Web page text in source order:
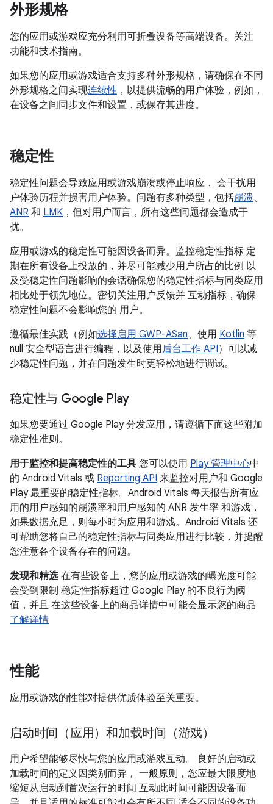
外形规格
您的应用或游戏应充分利用可折叠设备等高端设备。关注
功能和技术指南。
如果您的应用或游戏适合支持多种外形规格，请确保在不同
外形规格之间实现连续性 ，以提供流畅的用户体验，例如，
在设备之间同步文件和设置，或保存其进度。
稳定性
稳定性问题会导致应用或游戏崩溃或停止响应， 会干扰用
户体验历程并损害用户体验。问题有多种类型，包括崩溃、
ANR 和 LMK ，但对用户而言，所有这些问题都会造成干
扰。
应用或游戏的稳定性可能因设备而异。监控稳定性指标 定
期在所有设备上投放的，并尽可能减少用户所占的比例 以
及受稳定性问题影响的会话确保您的稳定性指标与同类应用
相比处于领先地位。密切关注用户反馈并 互动指标，确保
稳定性问题不会影响您的 用户。
遵循最佳实践（例如选择启用 GWP-ASan、使用 Kotlin 等
null 安全型语言进行编程，以及使用后台工作 API）可以减
少稳定性问题，并在问题发生时更轻松地进行调试。
稳定性与 Google Play
如果您要通过 Google Play 分发应用，请遵循下面这些附加
稳定性准则。
用于监控和提高稳定性的工具 您可以使用 Play 管理中心中
的 Android Vitals 或 Reporting API 来监控对用户和 Google
Play 最重要的稳定性指标。Android Vitals 每天报告所有应
用的用户感知的崩溃率和用户感知的 ANR 发生率 和游戏，
如果数据充足，则每小时为应用和游戏。Android Vitals 还
可帮助您将自己的稳定性指标与同类应用进行比较，并提醒
您注意各个设备存在的问题。
发现和精选在有些设备上，您的应用或游戏的曝光度可能
会受到限制 稳定性指标超过 Google Play 的不良行为阈
值，并且 在这些设备上的商品详情中可能会显示您的商品
了解详情
性能
应用或游戏的性能对提供优质体验至关重要。
启动时间（应用）和加载时间（游戏）
用户希望能够尽快与您的应用或游戏互动。 良好的启动或
加载时间的定义因类别而异， 一般原则，您应最大限度地
缩短从启动到首次运行的时间 互动此时间可能因设备而